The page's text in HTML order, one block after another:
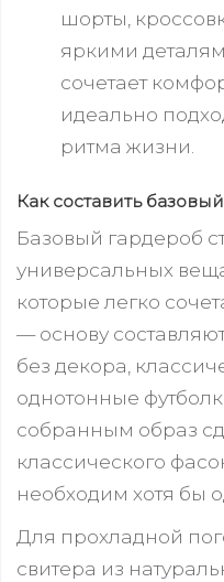
шорты,
яркими
сочетает
идеально
ритма жизни.
Как составить
Базовый гардероб
универсальных
которые легко
— основу
без декора,
однотонные
собранным образ
классического
необходим хотя бы
Для прохладной
свитера из